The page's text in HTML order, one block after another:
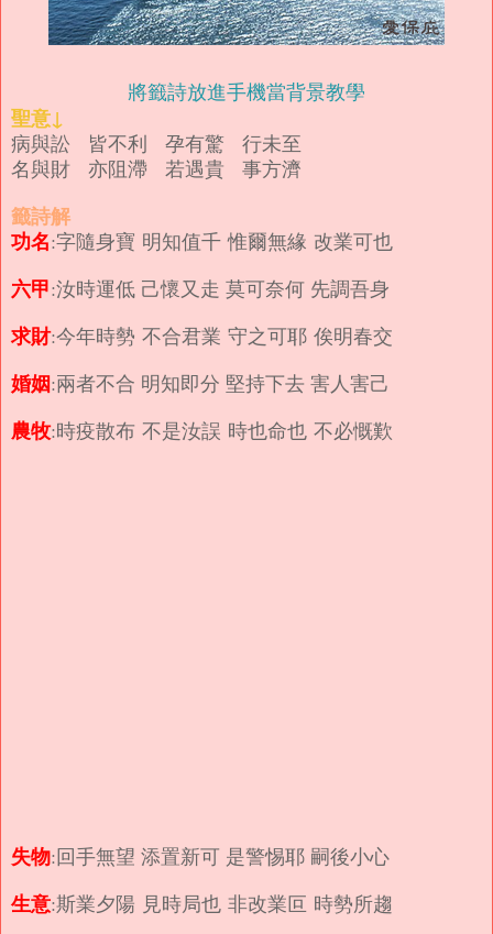
將籤詩放進手機當背景教學
聖意↓
病與訟 皆不利 孕有驚 行未至
名與財 亦阻滯 若遇貴 事方濟
籤詩解
功名:字隨身寶 明知值千 惟爾無緣 改業可也
六甲:汝時運低 己懷又走 莫可奈何 先調吾身
求財:今年時勢 不合君業 守之可耶 俟明春交
婚姻:兩者不合 明知即分 堅持下去 害人害己
農牧:時疫散布 不是汝誤 時也命也 不必慨歎
失物:回手無望 添置新可 是警惕耶 嗣後小心
生意:斯業夕陽 見時局也 非改業叵 時勢所趨